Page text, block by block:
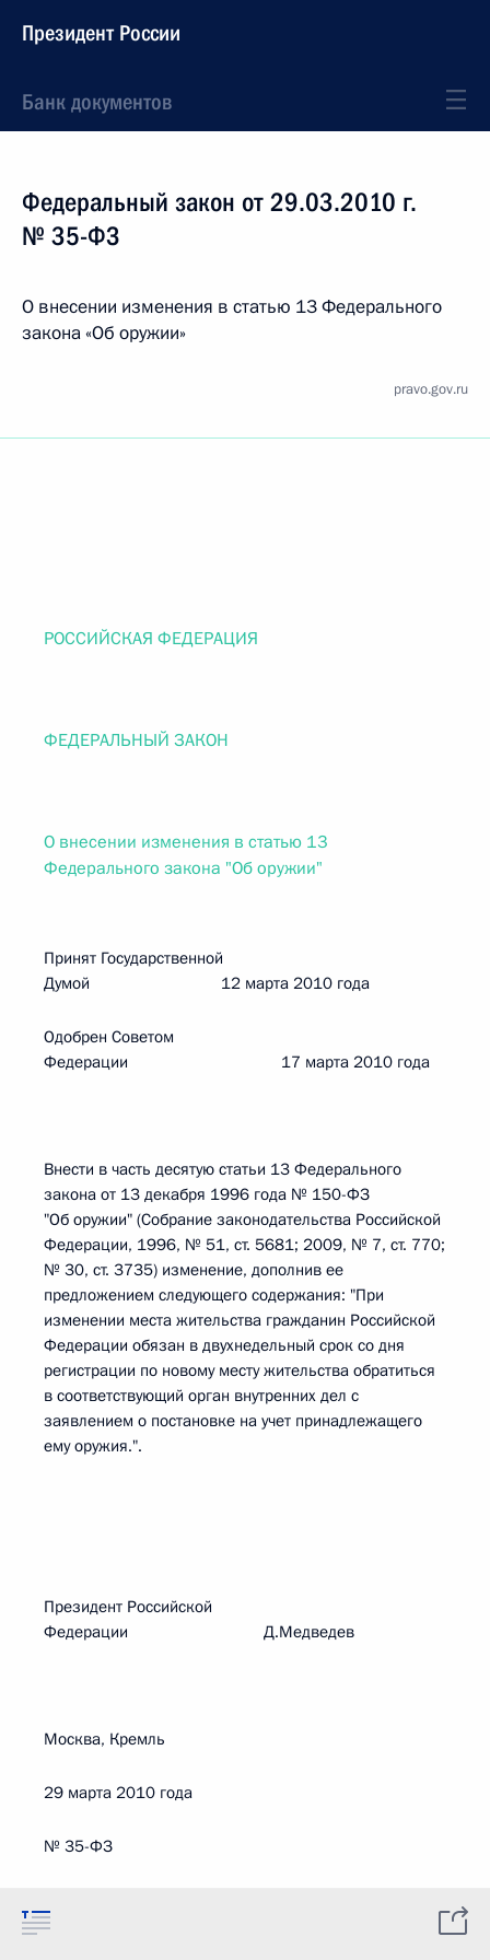
Президент России
Банк документов
Федеральный закон от 29.03.2010 г.
№ 35-ФЗ
О внесении изменения в статью 13 Федерального
закона «Об оружии»
pravo.gov.ru
РОССИЙСКАЯ ФЕДЕРАЦИЯ
ФЕДЕРАЛЬНЫЙ ЗАКОН
О внесении изменения в статью 13
Федерального закона "Об оружии"
Принят Государственной
Думой 12 марта 2010 года
Одобрен Советом
Федерации 17 марта 2010 года
Внести в часть десятую статьи 13 Федерального
закона от 13 декабря 1996 года № 150-ФЗ
"Об оружии" (Собрание законодательства Российской
Федерации, 1996, № 51, ст. 5681; 2009, № 7, ст. 770;
№ 30, ст. 3735) изменение, дополнив ее
предложением следующего содержания: "При
изменении места жительства гражданин Российской
Федерации обязан в двухнедельный срок со дня
регистрации по новому месту жительства обратиться
в соответствующий орган внутренних дел с
заявлением о постановке на учет принадлежащего
ему оружия.".
Президент Российской
Федерации Д.Медведев
Москва, Кремль
29 марта 2010 года
№ 35-ФЗ